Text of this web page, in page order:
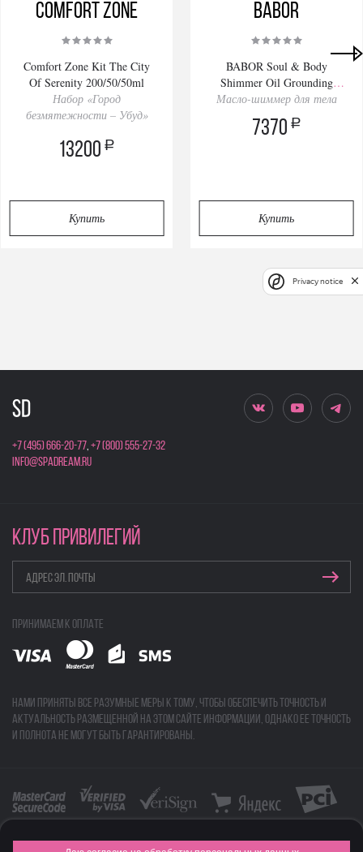
Comfort Zone
Comfort Zone Kit The City
Of Serenity 200/50/50ml
Набор «Город
безмятежности – Убуд»
13200 a
Купить
BABOR
BABOR Soul & Body
Shimmer Oil Grounding
100ml
Масло-шиммер для тела
7370 a
Купить
+7 (495) 666-20-77,+7 (800) 555-27-32
info@spadream.ru
КЛУБ ПРИВИЛЕГИЙ
Принимаем к оплате
Нами приняты все разумные меры к тому, чтобы обеспечить точность и
актуальность размещенной на этом сайте информации, однако ее точность
и полнота не могут быть гарантированы.
Privacy notice